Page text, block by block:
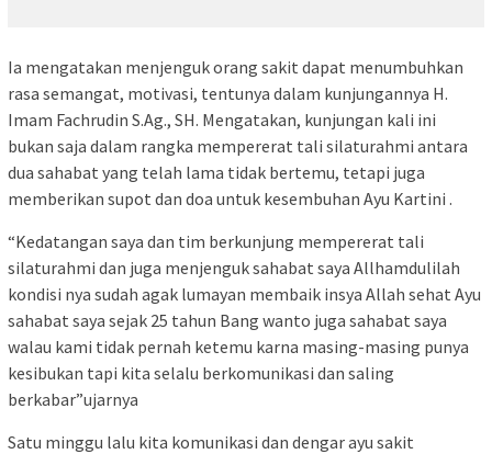
Ia mengatakan menjenguk orang sakit dapat menumbuhkan
rasa semangat, motivasi, tentunya dalam kunjungannya H.
Imam Fachrudin S.Ag., SH. Mengatakan, kunjungan kali ini
bukan saja dalam rangka mempererat tali silaturahmi antara
dua sahabat yang telah lama tidak bertemu, tetapi juga
memberikan supot dan doa untuk kesembuhan Ayu Kartini .
“Kedatangan saya dan tim berkunjung mempererat tali
silaturahmi dan juga menjenguk sahabat saya Allhamdulilah
kondisi nya sudah agak lumayan membaik insya Allah sehat Ayu
sahabat saya sejak 25 tahun Bang wanto juga sahabat saya
walau kami tidak pernah ketemu karna masing-masing punya
kesibukan tapi kita selalu berkomunikasi dan saling
berkabar”ujarnya
Satu minggu lalu kita komunikasi dan dengar ayu sakit